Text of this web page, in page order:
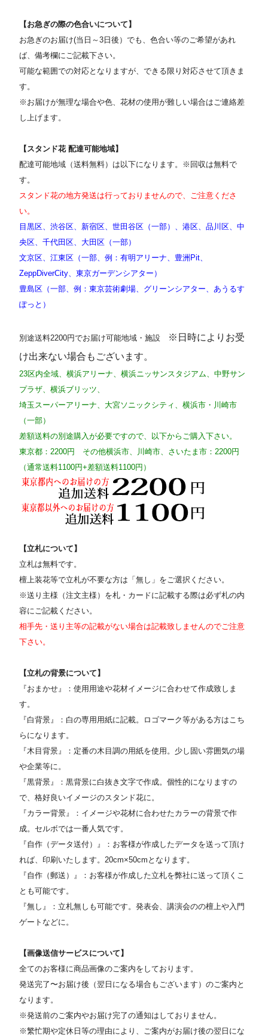
【お急ぎの際の色合いについて】
お急ぎのお届け(当日～3日後）でも、色合い等のご希望があれ
ば、備考欄にご記載下さい。
可能な範囲での対応となりますが、できる限り対応させて頂きま
す。
※お届けが無理な場合や色、花材の使用が難しい場合はご連絡差
し上げます。
【スタンド花 配達可能地域】
配達可能地域（送料無料）は以下になります。※回収は無料で
す。
スタンド花の地方発送は行っておりませんので、ご注意くださ
い。
目黒区、渋谷区、新宿区、世田谷区（一部）、港区、品川区、中
央区、千代田区、大田区（一部）
文京区、江東区（一部、例：有明アリーナ、豊洲Pit、
ZeppDiverCity、東京ガーデンシアター）
豊島区（一部、例：東京芸術劇場、グリーンシアター、あうるす
ぽっと）
別途送料2200円でお届け可能地域・施設
※日時によりお受
け出来ない場合もございます。
23区内全域、横浜アリーナ、横浜ニッサンスタジアム、中野サン
プラザ、横浜ブリッツ、
埼玉スーパーアリーナ、大宮ソニックシティ、横浜市・川崎市
（一部）
差額送料の別途購入が必要ですので、以下からご購入下さい。
東京都：2200円 その他横浜市、川崎市、さいたま市：2200円
（通常送料1100円+差額送料1100円）
【立札について】
立札は無料です。
檀上装花等で立札が不要な方は「無し」をご選択ください。
※送り主様（注文主様）を札・カードに記載する際は必ず札の内
容にご記載ください。
相手先・送り主等の記載がない場合は記載致しませんのでご注意
下さい。
【立札の背景について】
『おまかせ』：使用用途や花材イメージに合わせて作成致しま
す。
『白背景』：白の専用用紙に記載。ロゴマーク等がある方はこち
らになります。
『木目背景』：定番の木目調の用紙を使用。少し固い雰囲気の場
や企業等に。
『黒背景』：黒背景に白抜き文字で作成。個性的になりますの
で、格好良いイメージのスタンド花に。
『カラー背景』：イメージや花材に合わせたカラーの背景で作
成。セルボでは一番人気です。
『自作（データ送付）』：お客様が作成したデータを送って頂け
れば、印刷いたします。20cm×50cmとなります。
『自作（郵送）』：お客様が作成した立札を弊社に送って頂くこ
とも可能です。
『無し』：立札無しも可能です。発表会、講演会のの檀上や入門
ゲートなどに。
【画像送信サービスについて】
全てのお客様に商品画像のご案内をしております。
発送完了〜お届け後（翌日になる場合もございます）のご案内と
なります。
※発送前のご案内やお届け完了の通知はしておりません。
※繁忙期や定休日等の理由により、ご案内がお届け後の翌日にな